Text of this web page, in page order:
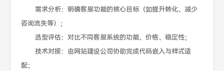
需求分析：明确客服功能的核心目标（如提升转化、减少
咨询流失等）；
选型评估：对比不同客服系统的功能、价格、稳定性；
技术对接：由网站建设公司协助完成代码嵌入与样式适
配；